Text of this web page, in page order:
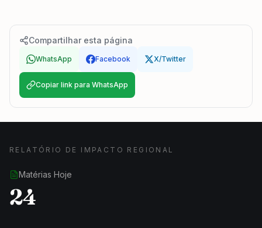
Compartilhar esta página
WhatsApp Facebook X/Twitter
Copiar link para WhatsApp
RELATÓRIO DE IMPACTO REGIONAL
Matérias Hoje
24